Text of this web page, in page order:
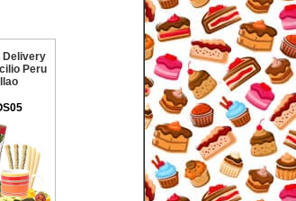
Delivery
Peru